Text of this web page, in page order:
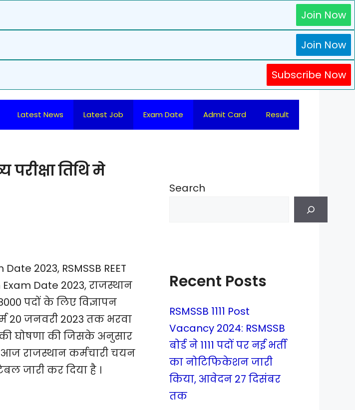
Join Now
Join Now
Subscribe Now
Latest News Latest Job Exam Date Admit Card Result
तिथि मे
2023, RSMSSB REET
Date 2023, राजस्थान
पदों के लिए विज्ञापन
20 जनवरी 2023 तक भरवा
की घोषणा की जिसके अनुसार
आज राजस्थान कर्मचारी चयन
जारी कर दिया है ।
Search
Recent Posts
RSMSSB 1111 Post
Vacancy 2024: RSMSSB
बोर्ड ने 1111 पदों पर नई भर्ती
का नोटिफिकेशन जारी
किया, आवेदन 27 दिसंबर
तक